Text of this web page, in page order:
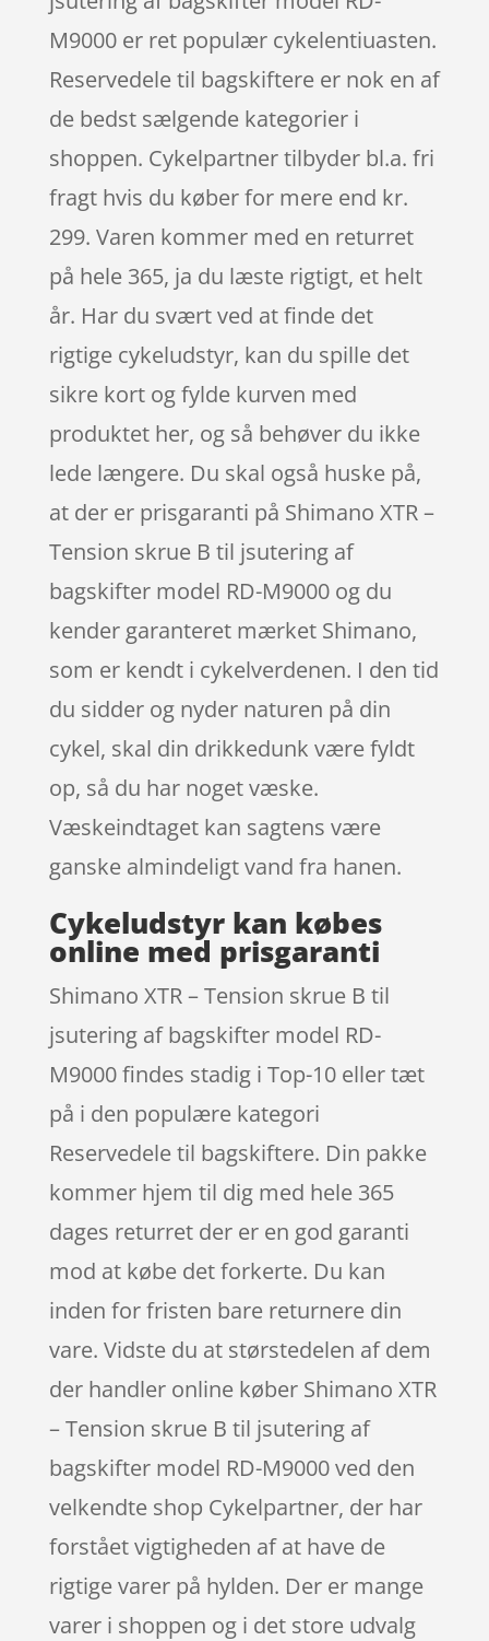
M9000 er ret populær cykelentiuasten.
Reservedele til bagskiftere er nok en af
de bedst sælgende kategorier i
shoppen. Cykelpartner tilbyder bl.a. fri
fragt hvis du køber for mere end kr.
299. Varen kommer med en returret
på hele 365, ja du læste rigtigt, et helt
år. Har du svært ved at finde det
rigtige cykeludstyr, kan du spille det
sikre kort og fylde kurven med
produktet her, og så behøver du ikke
lede længere. Du skal også huske på,
at der er prisgaranti på Shimano XTR –
Tension skrue B til jsutering af
bagskifter model RD-M9000 og du
kender garanteret mærket Shimano,
som er kendt i cykelverdenen. I den tid
du sidder og nyder naturen på din
cykel, skal din drikkedunk være fyldt
op, så du har noget væske.
Væskeindtaget kan sagtens være
ganske almindeligt vand fra hanen.
Cykeludstyr kan købes
online med prisgaranti
Shimano XTR – Tension skrue B til
jsutering af bagskifter model RD-
M9000 findes stadig i Top-10 eller tæt
på i den populære kategori
Reservedele til bagskiftere. Din pakke
kommer hjem til dig med hele 365
dages returret der er en god garanti
mod at købe det forkerte. Du kan
inden for fristen bare returnere din
vare. Vidste du at størstedelen af dem
der handler online køber Shimano XTR
– Tension skrue B til jsutering af
bagskifter model RD-M9000 ved den
velkendte shop Cykelpartner, der har
forstået vigtigheden af at have de
rigtige varer på hylden. Der er mange
varer i shoppen og i det store udvalg